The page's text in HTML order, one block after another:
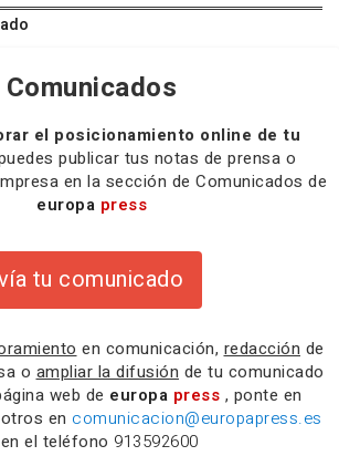
Comunicados
el posicionamiento online de tu
publicar tus notas de prensa o
en la sección de Comunicados de
europa press
tu comunicado
en comunicación, redacción de
o ampliar la difusión de tu comunicado
web de europa press , ponte en
en comunicacion@europapress.es
el teléfono 913592600